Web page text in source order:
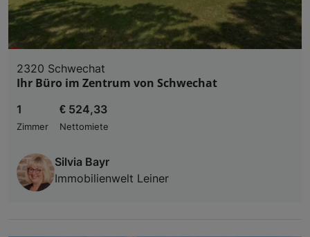
2320 Schwechat
Ihr Büro im Zentrum von Schwechat
1
Zimmer
€ 524,33
Nettomiete
Silvia Bayr
Immobilienwelt Leiner